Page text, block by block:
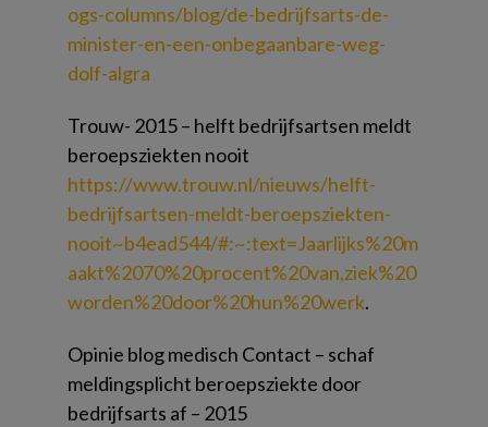
ogs-columns/blog/de-bedrijfsarts-de-
minister-en-een-onbegaanbare-weg-
dolf-algra
Trouw- 2015 – helft bedrijfsartsen meldt
beroepsziekten nooit
https://www.trouw.nl/nieuws/helft-
bedrijfsartsen-meldt-beroepsziekten-
nooit~b4ead544/#:~:text=Jaarlijks%20m
aakt%2070%20procent%20van,ziek%20
worden%20door%20hun%20werk.
Opinie blog medisch Contact – schaf
meldingsplicht beroepsziekte door
bedrijfsarts af – 2015